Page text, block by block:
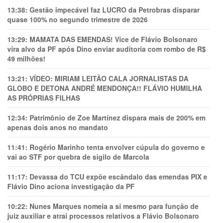
13:38: Gestão impecável faz LUCRO da Petrobras disparar
quase 100% no segundo trimestre de 2026
13:29: MAMATA DAS EMENDAS! Vice de Flávio Bolsonaro
vira alvo da PF após Dino enviar auditoria com rombo de R$
49 milhões!
13:21: VÍDEO: MIRIAM LEITÃO CALA JORNALISTAS DA
GLOBO E DETONA ANDRÉ MENDONÇA!! FLÁVIO HUMILHA
AS PRÓPRIAS FILHAS
12:34: Patrimônio de Zoe Martínez dispara mais de 200% em
apenas dois anos no mandato
11:41: Rogério Marinho tenta envolver cúpula do governo e
vai ao STF por quebra de sigilo de Marcola
11:17: Devassa do TCU expõe escândalo das emendas PIX e
Flávio Dino aciona investigação da PF
10:22: Nunes Marques nomeia a si mesmo para função de
juiz auxiliar e atrai processos relativos a Flávio Bolsonaro